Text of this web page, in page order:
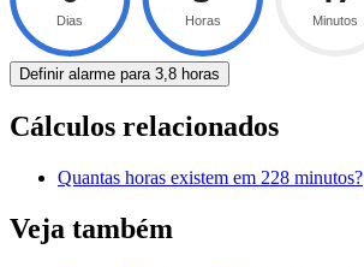
Dias Horas Minutos
Definir alarme para 3,8 horas
Cálculos relacionados
Quantas horas existem em 228 minutos?
Veja também